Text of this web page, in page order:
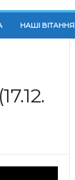
НАШІ ВІТАННЯ